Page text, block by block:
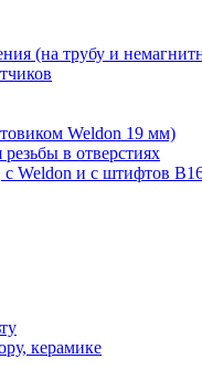
(на трубу и
Weldon 19 мм)
в отверстиях
Weldon и с штифтов
керамике